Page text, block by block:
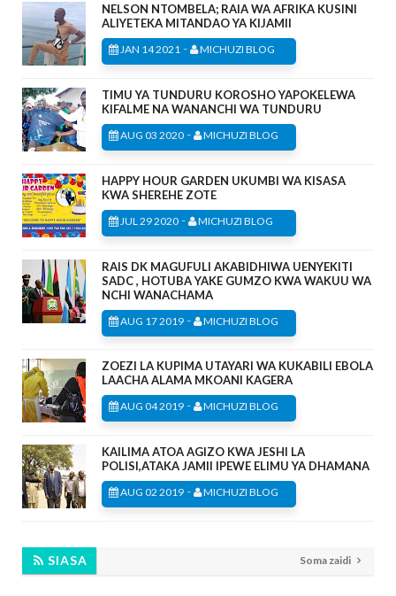
NELSON NTOMBELA; RAIA WA AFRIKA KUSINI
ALIYETEKA MITANDAO YA KIJAMII
JAN 14 2021 - MICHUZI BLOG
TIMU YA TUNDURU KOROSHO YAPOKELEWA
KIFALME NA WANANCHI WA TUNDURU
AUG 03 2020 - MICHUZI BLOG
HAPPY HOUR GARDEN UKUMBI WA KISASA
KWA SHEREHE ZOTE
JUL 29 2020 - MICHUZI BLOG
RAIS DK MAGUFULI AKABIDHIWA UENYEKITI
SADC , HOTUBA YAKE GUMZO KWA WAKUU WA
NCHI WANACHAMA
AUG 17 2019 - MICHUZI BLOG
ZOEZI LA KUPIMA UTAYARI WA KUKABILI EBOLA
LAACHA ALAMA MKOANI KAGERA
AUG 04 2019 - MICHUZI BLOG
KAILIMA ATOA AGIZO KWA JESHI LA
POLISI,ATAKA JAMII IPEWE ELIMU YA DHAMANA
AUG 02 2019 - MICHUZI BLOG
SIASA Soma zaidi